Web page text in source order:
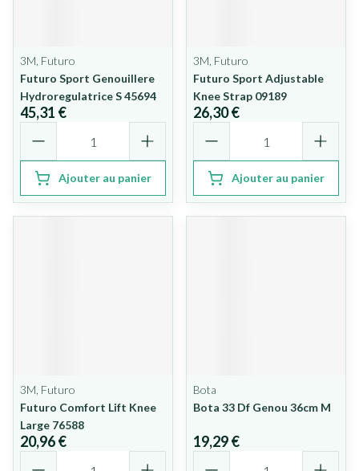
3M, Futuro
Futuro Sport Genouillere
Hydroregulatrice S 45694
45,31 €
Ajouter au panier
3M, Futuro
Futuro Sport Adjustable
Knee Strap 09189
26,30 €
Ajouter au panier
3M, Futuro
Futuro Comfort Lift Knee
Large 76588
20,96 €
Bota
Bota 33 Df Genou 36cm M
19,29 €